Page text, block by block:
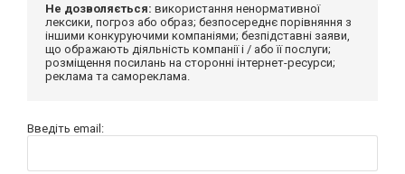
Не дозволяється: використання ненормативної
лексики, погроз або образ; безпосереднє порівняння з
іншими конкуруючими компаніями; безпідставні заяви,
що ображають діяльність компанії і / або її послуги;
розміщення посилань на сторонні інтернет-ресурси;
реклама та самореклама.
Введіть email: